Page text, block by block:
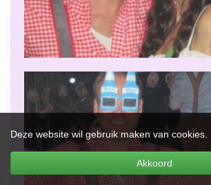
Deze website wil gebruik maken van cookies.
Akkoord